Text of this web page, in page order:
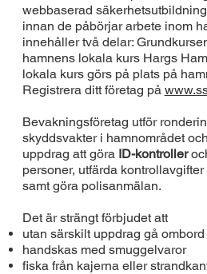
webbaserad
innan de påbörjar arbete inom
innehåller två delar:
hamnens lokala kurs Hargs
lokala kurs görs på plats på
Registrera ditt företag på
Bevakningsföretag utför
skyddsvakter i hamnområdet
uppdrag att göra ID-kontroller
personer, utfärda
samt göra polisanmälan.
Det är strängt förbjudet att
utan särskilt uppdrag gå
handskas med smuggelvaror
fiska från kajerna eller